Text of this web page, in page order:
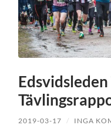
2019-03-17 / INGA